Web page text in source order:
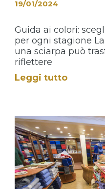
19/01/2024
Guida ai colori:
per ogni stagione
una sciarpa può
riflettere
Leggi tutto